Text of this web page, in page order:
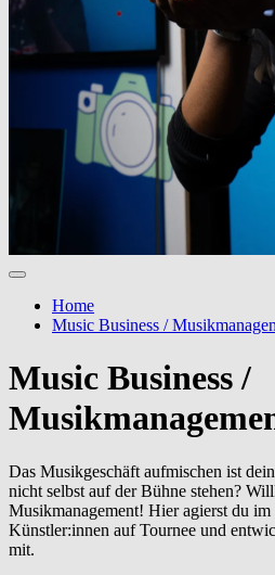
Home
Music Business /
Music Business /
Das Musikgeschäft aufmischen ist
nicht selbst auf der Bühne stehen?
Musikmanagement! Hier agierst du
Künstler:innen auf Tournee und
mit.